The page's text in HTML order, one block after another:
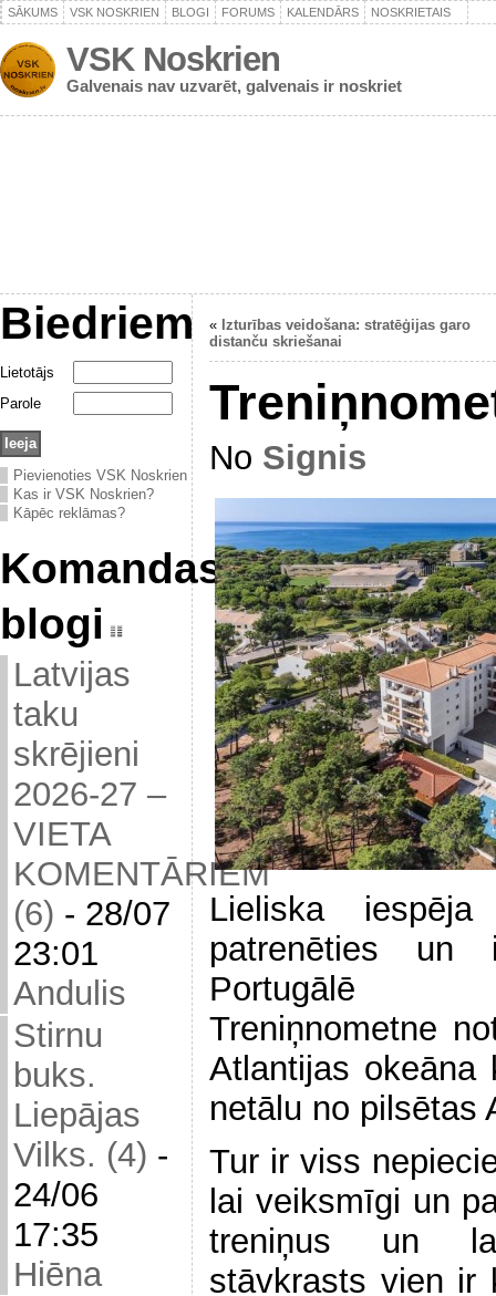
SĀKUMS VSK NOSKRIEN BLOGI FORUMS KALENDĀRS NOSKRIETAIS
VSK Noskrien
Galvenais nav uzvarēt, galvenais ir noskriet
Biedriem
Lietotājs
Parole
Pievienoties VSK Noskrien
Kas ir VSK Noskrien?
Kāpēc reklāmas?
Komandas
blogi
Latvijas
taku
skrējieni
2026-27 –
VIETA
KOMENTĀRIEM
(6) - 28/07
23:01
Andulis
Stirnu
buks.
Liepājas
Vilks. (4) -
24/06
17:35
Hiēna
« Izturības veidošana: stratēģijas garo
distanču skriešanai
No Signis
Lieliska
patrenēties un
Portugālē
Treniņnometne
Atlantijas okeāna
netālu no pilsētas
Tur ir viss
lai veiksmīgi un
treniņus un
stāvkrasts vien ir